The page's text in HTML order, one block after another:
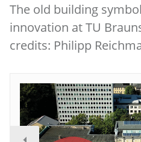
The old building
innovation at TU
credits: Philipp